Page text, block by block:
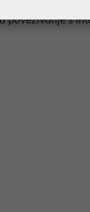
brzinama do
povezivanje s